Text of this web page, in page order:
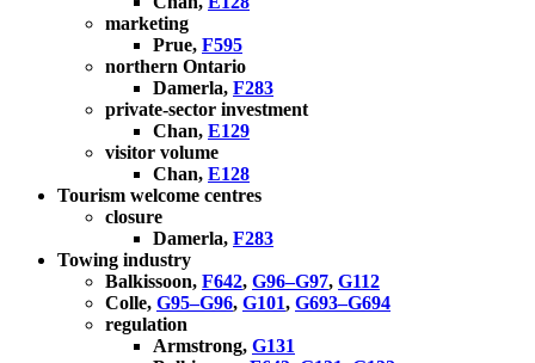
marketing
Prue, F595
northern Ontario
Damerla, F283
private-sector investment
Chan, E129
visitor volume
Chan, E128
Tourism welcome centres
closure
Damerla, F283
Towing industry
Balkissoon, F642, G96–G97, G112
Colle, G95–G96, G101, G693–G694
regulation
Armstrong, G131